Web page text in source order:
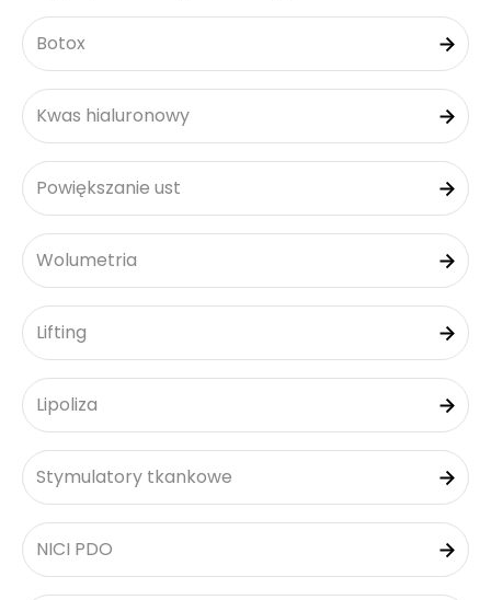
Botox
Kwas hialuronowy
Powiększanie ust
Wolumetria
Lifting
Lipoliza
Stymulatory tkankowe
NICI PDO